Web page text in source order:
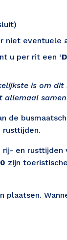
niet
u per rit een ‘
is om
allemaal
rusttijden.
en rusttijden
zijn